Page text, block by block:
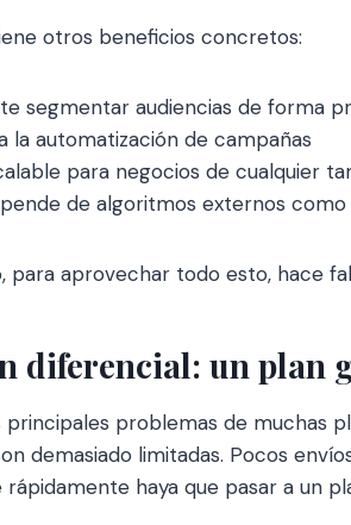
otros beneficios concretos:
segmentar audiencias de forma
la automatización de campañas
para negocios de cualquier
de algoritmos externos como
para aprovechar todo esto, hace
diferencial: un plan
principales problemas de muchas
demasiado limitadas. Pocos
rápidamente haya que pasar a un